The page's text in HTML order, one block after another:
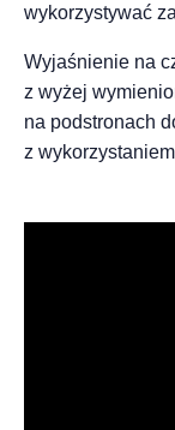
wykorzystywać
Wyjaśnienie na
z wyżej
na podstronach
z